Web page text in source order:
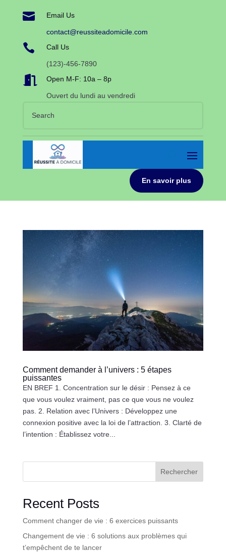
 Email Us
contact@reussiteadomicile.com
 Call Us
(123)-456-7890
 Open M-F: 10a – 8p
Ouvert du lundi au vendredi
En savoir plus
Comment demander à l’univers : 5 étapes
puissantes
EN BREF 1. Concentration sur le désir : Pensez à ce
que vous voulez vraiment, pas ce que vous ne voulez
pas. 2. Relation avec l’Univers : Développez une
connexion positive avec la loi de l’attraction. 3. Clarté de
l’intention : Établissez votre...
Rechercher
Recent Posts
Comment changer de vie : 6 exercices puissants
Changement de vie : 6 solutions aux problèmes qui
t’empêchent de te lancer